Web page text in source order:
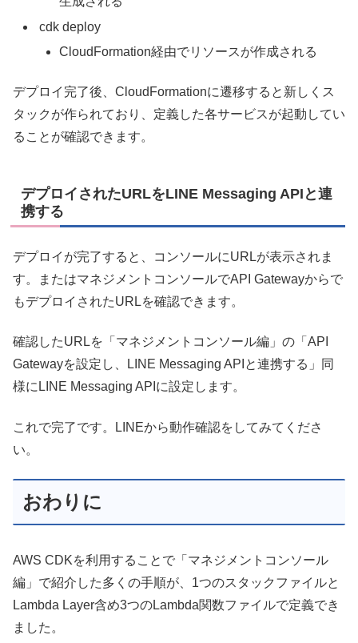
cdk deploy
CloudFormation経由でリソースが作成される
デプロイ完了後、CloudFormationに遷移すると新しくス
タックが作られており、定義した各サービスが起動してい
ることが確認できます。
デプロイされたURLをLINE Messaging APIと連
携する
デプロイが完了すると、コンソールにURLが表示されま
す。またはマネジメントコンソールでAPI Gatewayからで
もデプロイされたURLを確認できます。
確認したURLを「マネジメントコンソール編」の「API
Gatewayを設定し、LINE Messaging APIと連携する」同
様にLINE Messaging APIに設定します。
これで完了です。LINEから動作確認をしてみてくださ
い。
おわりに
AWS CDKを利用することで「マネジメントコンソール
編」で紹介した多くの手順が、1つのスタックファイルと
Lambda Layer含め3つのLambda関数ファイルで定義でき
ました。